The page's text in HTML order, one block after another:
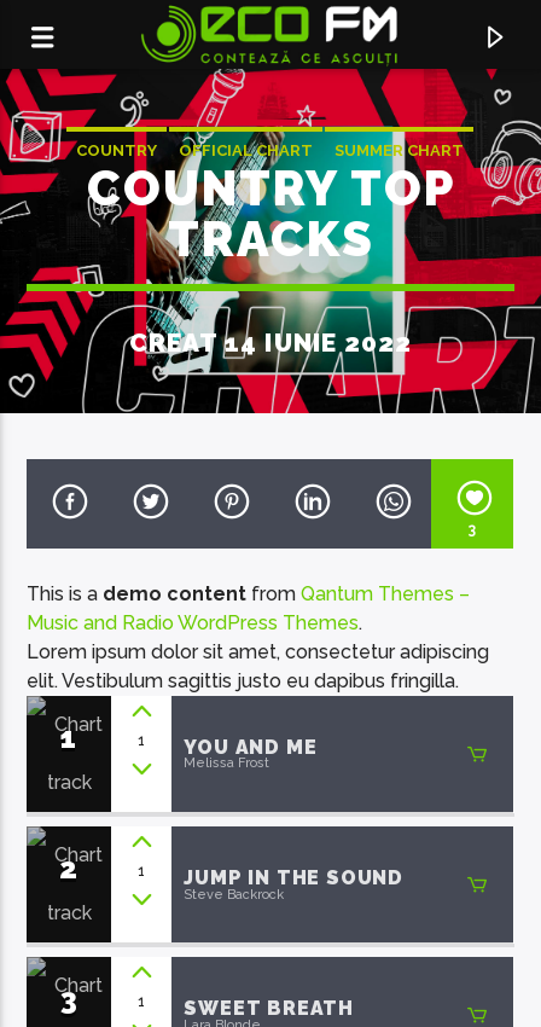
ACUM ÎN DIRECT
PRIVIREA TA (SOA DEEJAYS REMIX)
DJ PROJECT & SOA DEEJAYS
EcoFM Chisinau
COUNTRY OFFICIAL CHART SUMMER CHART
COUNTRY TOP
TRACKS
CREAT 14 IUNIE 2022
3
This is a demo content fromQantum Themes –
Music and Radio WordPress Themes.
Lorem ipsum dolor sit amet, consectetur adipiscing
elit. Vestibulum sagittis justo eu dapibus fringilla.
1 1 YOU AND ME
Melissa Frost
2 1 JUMP IN THE SOUND
Steve Backrock
3 1 SWEET BREATH